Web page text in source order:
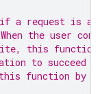
a request is
the user
this function
to succeed
function by